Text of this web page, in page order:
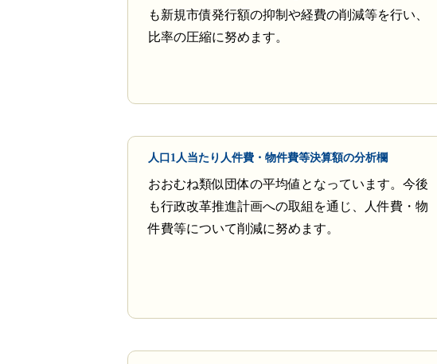
も新規市債発行額の抑制や経費の削減等を行い、
比率の圧縮に努めます。
人口1人当たり人件費・物件費等決算額の分析欄
おおむね類似団体の平均値となっています。今後
も行政改革推進計画への取組を通じ、人件費・物
件費等について削減に努めます。